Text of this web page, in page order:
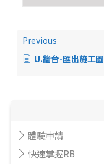
體驗申請
快速掌握RB
Previous
U.牆台-匯出施工圖